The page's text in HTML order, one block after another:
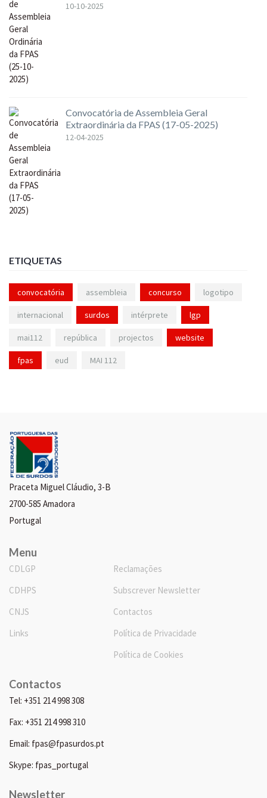
10-10-2025
Convocatória de Assembleia Geral
Extraordinária da FPAS (17-05-2025)
12-04-2025
ETIQUETAS
convocatória assembleia concurso logotipo
internacional surdos intérprete lgp
mai112 república projectos website
fpas eud MAI 112
Praceta Miguel Cláudio, 3-B
2700-585 Amadora
Portugal
Menu
CDLGP
CDHPS
CNJS
Links
Reclamações
Subscrever Newsletter
Contactos
Política de Privacidade
Política de Cookies
Contactos
Tel: +351 214 998 308
Fax: +351 214 998 310
Email: fpas@fpasurdos.pt
Skype: fpas_portugal
Newsletter